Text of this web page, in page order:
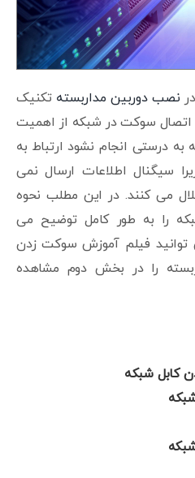
نصب دوربین مداربسته تکنیک
سوکت در شبکه از اهمیت
به درستی انجام نشود ارتباط به
سیگنال اطلاعات ارسال نمی
می کنند. در این مطلب نحوه
را به طور کامل توضیح می
توانید فیلم آموزش سوکت زدن
را در بخش دوم مشاهده
کابل شبکه